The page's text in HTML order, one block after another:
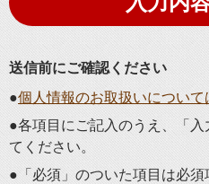
送信前にご確認ください
●個人情報のお取扱いについ
●各項目にご記入のうえ、「
てください。
●「必須」のついた項目は必須